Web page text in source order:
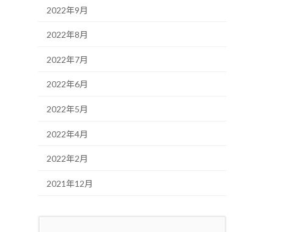
2022年9月
2022年8月
2022年7月
2022年6月
2022年5月
2022年4月
2022年2月
2021年12月